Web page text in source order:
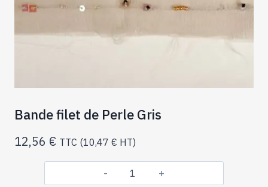
Bande filet de Perle Gris
12,56 € TTC (10,47 € HT)
quantité